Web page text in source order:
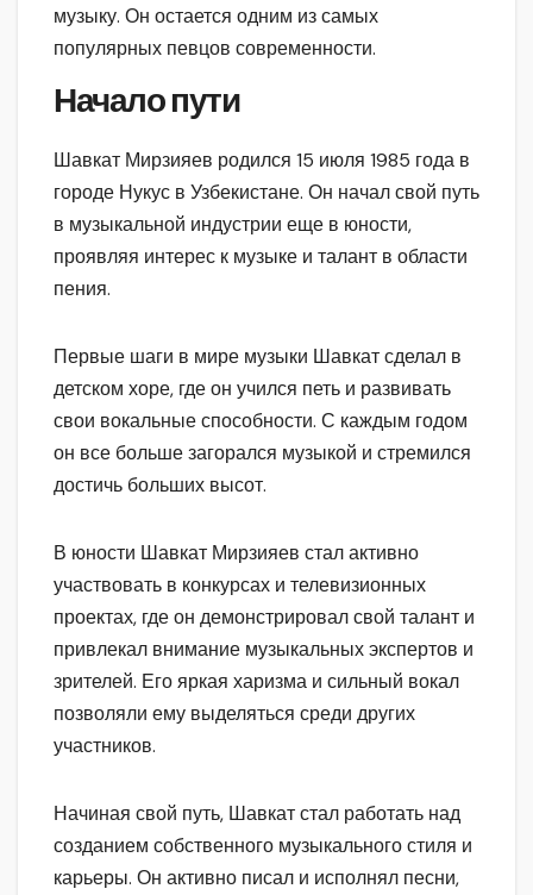
музыку. Он остается одним из самых
популярных певцов современности.
Начало пути
Шавкат Мирзияев родился 15 июля 1985 года в
городе Нукус в Узбекистане. Он начал свой путь
в музыкальной индустрии еще в юности,
проявляя интерес к музыке и талант в области
пения.
Первые шаги в мире музыки Шавкат сделал в
детском хоре, где он учился петь и развивать
свои вокальные способности. С каждым годом
он все больше загорался музыкой и стремился
достичь больших высот.
В юности Шавкат Мирзияев стал активно
участвовать в конкурсах и телевизионных
проектах, где он демонстрировал свой талант и
привлекал внимание музыкальных экспертов и
зрителей. Его яркая харизма и сильный вокал
позволяли ему выделяться среди других
участников.
Начиная свой путь, Шавкат стал работать над
созданием собственного музыкального стиля и
карьеры. Он активно писал и исполнял песни,